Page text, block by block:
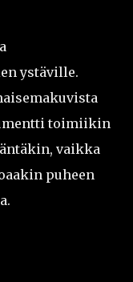
ystäville.
toimiikin
vaikka
puheen